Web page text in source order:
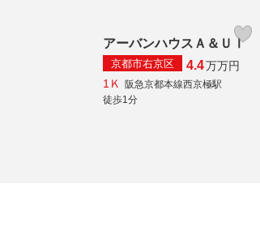
アーバンハウスＡ＆ＵⅠ
京都市右京区 4.4万万円
1Ｋ
阪急京都本線西京極駅
徒歩1分